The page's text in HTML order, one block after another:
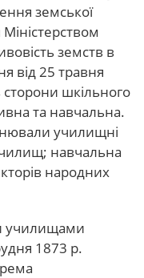
земської
земств в
від 25 травня
шкільного
та навчальна.
училищні
навчальна
народних
училищами
1873 р.